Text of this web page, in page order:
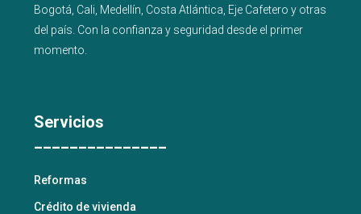
Bogotá Cali Medellín Costa Atlántica Eje Cafetero y otras
del país . Con la confianza y seguridad desde el primer
momento.
Servicios
_______________
Reformas
Crédito de vivienda